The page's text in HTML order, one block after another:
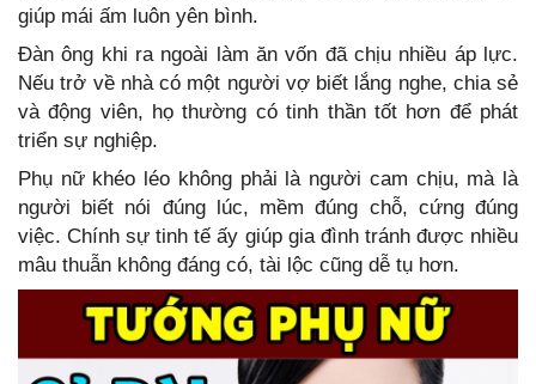
giúp mái ấm luôn yên bình.
Đàn ông khi ra ngoài làm ăn vốn đã chịu nhiều áp lực.
Nếu trở về nhà có một người vợ biết lắng nghe, chia sẻ
và động viên, họ thường có tinh thần tốt hơn để phát
triển sự nghiệp.
Phụ nữ khéo léo không phải là người cam chịu, mà là
người biết nói đúng lúc, mềm đúng chỗ, cứng đúng
việc. Chính sự tinh tế ấy giúp gia đình tránh được nhiều
mâu thuẫn không đáng có, tài lộc cũng dễ tụ hơn.